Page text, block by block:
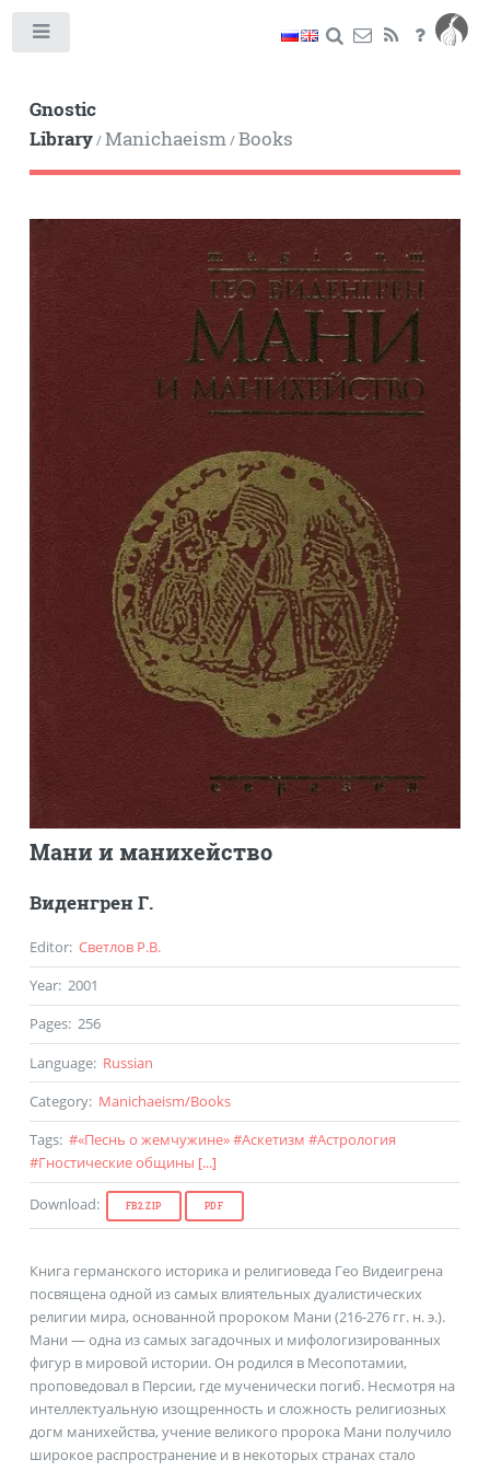
Gnostic
Library/Manichaeism/Books
Мани и манихейство
Виденгрен Г.
Editor: Светлов Р.В.
Year: 2001
Pages: 256
Language: Russian
Category: Manichaeism/Books
Tags: #«Песнь о жемчужине»#Аскетизм #Астрология
#Гностические общины [...]
Download: FB2.ZIP PDF
Книга германского историка и религиоведа Гео Видеигрена
посвящена одной из самых влиятельных дуалистических
религии мира, основанной пророком Мани (216-276 гг. н. э.).
Мани — одна из самых загадочных и мифологизированных
фигур в мировой истории. Он родился в Месопотамии,
проповедовал в Персии, где мученически погиб. Несмотря на
интеллектуальную изощренность и сложность религиозных
догм манихейства, учение великого пророка Мани получило
широкое распространение и в некоторых странах стало